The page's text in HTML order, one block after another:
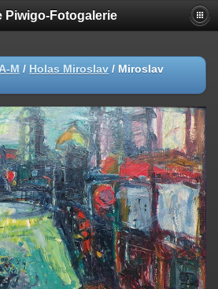
Piwigo-Fotogalerie
M / Holas Miroslav / Miroslav